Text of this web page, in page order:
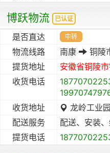
博跃物流 已认证
是否直达 中转
物流线路 南康
铜陵
提货地址
安徽省铜陵市
收货电话
收货地址
龙岭工业
配送服务
配送、安装
提货电话